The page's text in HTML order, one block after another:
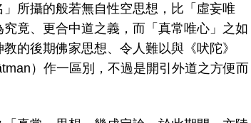
所攝的般若無自性空思想，比「虛妄唯
竟、更合中道之義，而「真常唯心」之如
的後期佛家思想、令人難以與《吠陀》
）作一區別，不過是開引外道之方便而